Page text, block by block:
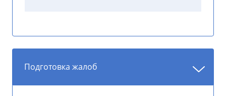
Подготовка жалоб